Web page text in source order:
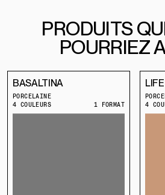
PRODUITS
POURRIEZ
BASALTINA
PORCELAINE
4 COULEURS
1 FORMAT
LIFE
4